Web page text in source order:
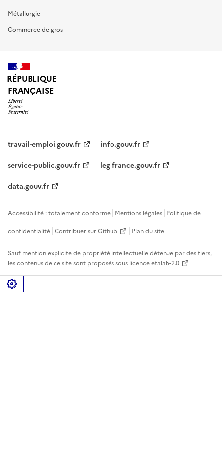
Métallurgie
Commerce de gros
RÉPUBLIQUE
FRANÇAISE
travail-emploi.gouv.fr
info.gouv.fr
service-public.gouv.fr
legifrance.gouv.fr
data.gouv.fr
Accessibilité : totalement conforme Mentions légales Politique de
confidentialité Contribuer sur Github Plan du site
Sauf mention explicite de propriété intellectuelle détenue par des tiers,
les contenus de ce site sont proposés sous licence etalab-2.0
Gérer les cookies